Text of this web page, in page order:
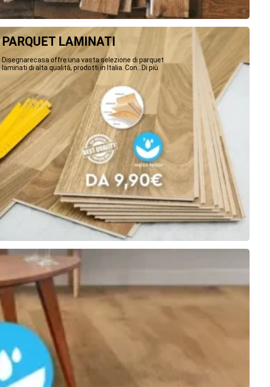
PARQUET LAMINATI
Disegnarecasa offre una vasta selezione di parquet
laminati di alta qualità, prodotti in Italia. Con...Di più